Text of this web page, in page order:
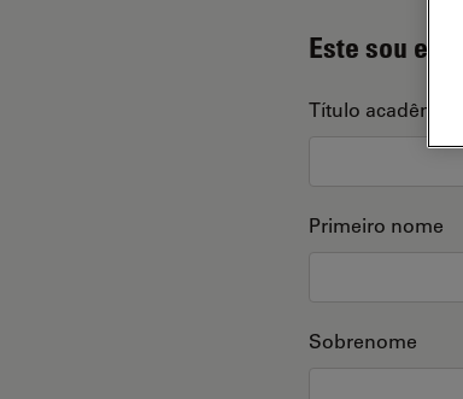
Este sou eu
Título acadêmico
Primeiro nome
Sobrenome